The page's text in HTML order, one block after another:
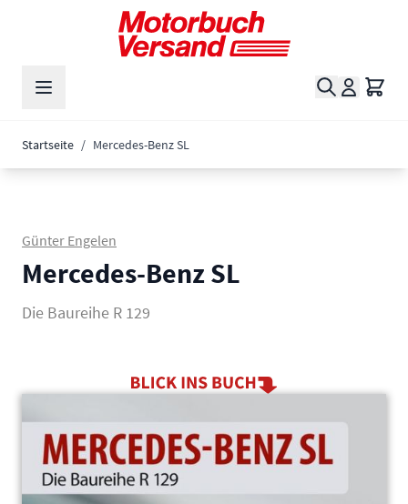
Zum Inhalt springen
Suche
Startseite / Mercedes-Benz SL
Günter Engelen
Mercedes-Benz SL
Die Baureihe R 129